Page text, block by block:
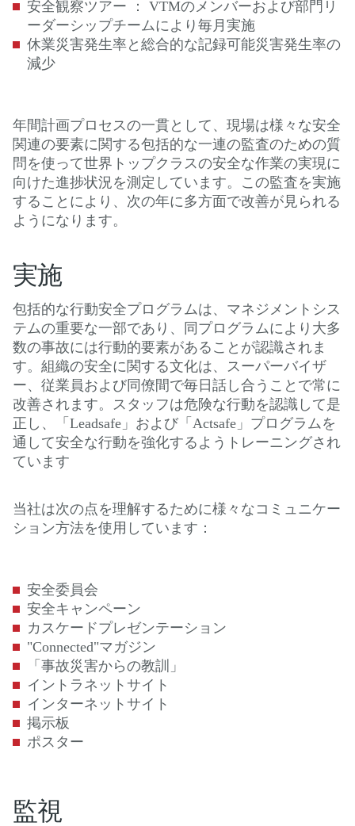
安全観察ツアー ： VTMのメンバーおよび部門リ
ーダーシップチームにより毎月実施
休業災害発生率と総合的な記録可能災害発生率の
減少
年間計画プロセスの一貫として、現場は様々な安全
関連の要素に関する包括的な一連の監査のための質
問を使って世界トップクラスの安全な作業の実現に
向けた進捗状況を測定しています。この監査を実施
することにより、次の年に多方面で改善が見られる
ようになります。
実施
包括的な行動安全プログラムは、マネジメントシス
テムの重要な一部であり、同プログラムにより大多
数の事故には行動的要素があることが認識されま
す。組織の安全に関する文化は、スーパーバイザ
ー、従業員および同僚間で毎日話し合うことで常に
改善されます。スタッフは危険な行動を認識して是
正し、「Leadsafe」および「Actsafe」プログラムを
通して安全な行動を強化するようトレーニングされ
ています
当社は次の点を理解するために様々なコミュニケー
ション方法を使用しています：
安全委員会
安全キャンペーン
カスケードプレゼンテーション
"Connected"マガジン
「事故災害からの教訓」
イントラネットサイト
インターネットサイト
掲示板
ポスター
監視